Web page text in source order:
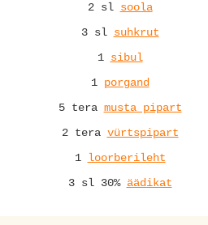
2 sl soola
3 sl suhkrut
1 sibul
1 porgand
5 tera musta pipart
2 tera vürtspipart
1 loorberileht
3 sl 30% äädikat